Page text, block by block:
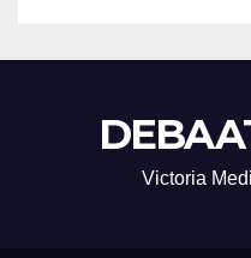
Victoria